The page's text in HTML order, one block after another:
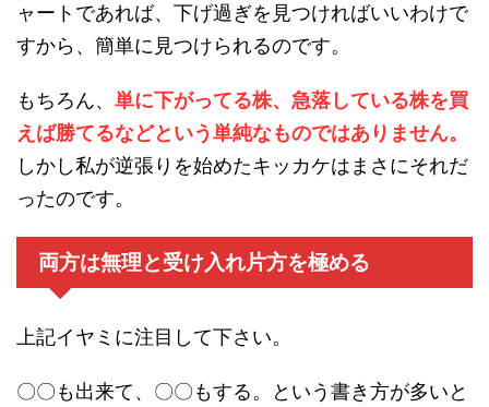
ャートであれば、下げ過ぎを見つければいいわけで
すから、簡単に見つけられるのです。
もちろん、 単に下がってる株、急落している株を買
えば勝てるなどという単純なものではありません。
しかし私が逆張りを始めたキッカケはまさにそれだ
ったのです。
両方は無理と受け入れ片方を極める
上記イヤミに注目して下さい。
〇〇も出来て、〇〇もする。という書き方が多いと